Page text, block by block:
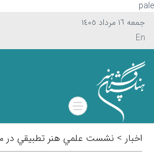
جمعه ١٦ مرداد ١٤٠٥
اخبار > نشست علمي هنر تطبيقي در